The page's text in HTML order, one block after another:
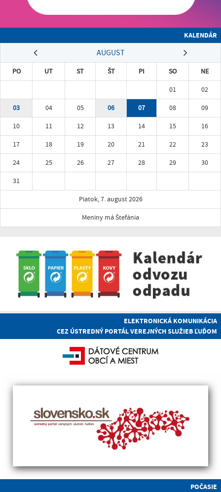
KALENDÁR
AUGUST
PO UT ST ŠT PI SO
NE
01
02
03
04 05 06 07 08
09
10
11 12 13 14 15
16
17
18 19 20 21 22
23
24
25 26 27 28 29
30
31
Piatok, 7. august 2026
Meniny má Štefánia
ELEKTRONICKÁ KOMUNIKÁCIA
CEZ ÚSTREDNÝ PORTÁL VEREJNÝCH SLUŽIEB ĽUĎOM
POČASIE